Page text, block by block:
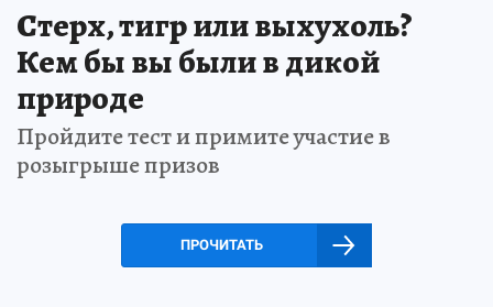
Стерх, тигр или выхухоль?
Кем бы вы были в дикой
природе
Пройдите тест и примите участие в
розыгрыше призов
ПРОЧИТАТЬ